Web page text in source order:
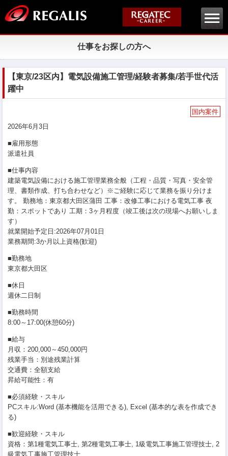
仕事をお探しの方へ
【東京/23区内】電気設備施工管理/経験者募集/若手世代活
躍中
国内案件
2026年6月3日
■雇用形態
派遣社員
■仕事内容
建築電気設備における施工管理業務全般（工程・品質・写真・安全管
理、書類作成、打ち合わせなど）※ご経験に応じて業務を振り分けま
す。 勤務地：東京都大田区蒲田 工事：改修工事における電気工事 夜
勤：スポットであり 工期：3ヶ月程度（竣工後は次の現場へお願いしま
す）
就業開始予定日:2026年07月01日
業務期間:3か月以上資格(歓迎)
■勤務地
東京都大田区
■休日
週休二日制
■勤務時間
8:00～17:00(休憩60分)
■給与
月収：200,000～450,000円
残業手当：別途残業計算
交通費：全額支給
昇給可能性：有
■必須経験・スキル
PCスキル:Word (基本機能を活用できる), Excel (基本的な表を作成でき
る)
■歓迎経験・スキル
資格：第1種電気工事士, 第2種電気工事士, 1級電気工事施工管理技士, 2
級電気工事施工管理技士